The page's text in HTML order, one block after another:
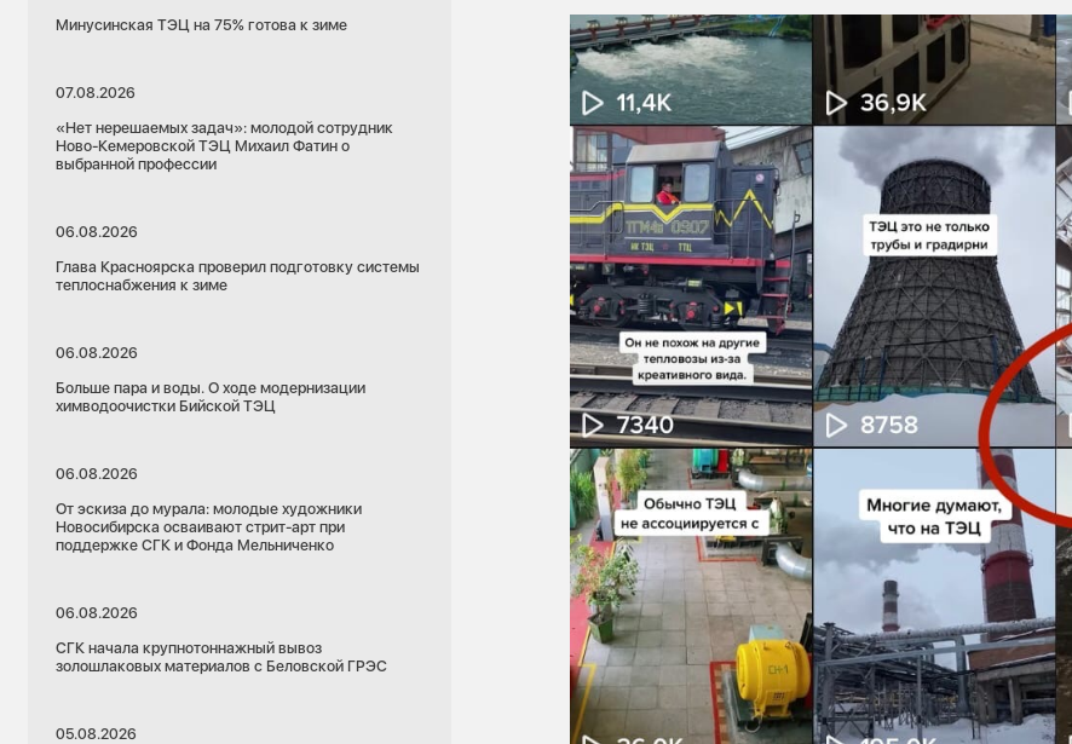
Минусинская ТЭЦ на 75% готова к зиме
07.08.2026
«Нет нерешаемых задач»: молодой сотрудник
Ново-Кемеровской ТЭЦ Михаил Фатин о
выбранной профессии
06.08.2026
Глава Красноярска проверил подготовку системы
теплоснабжения к зиме
06.08.2026
Больше пара и воды. О ходе модернизации
химводоочистки Бийской ТЭЦ
06.08.2026
От эскиза до мурала: молодые художники
Новосибирска осваивают стрит-арт при
поддержке СГК и Фонда Мельниченко
06.08.2026
СГК начала крупнотоннажный вывоз
золошлаковых материалов с Беловской ГРЭС
05.08.2026